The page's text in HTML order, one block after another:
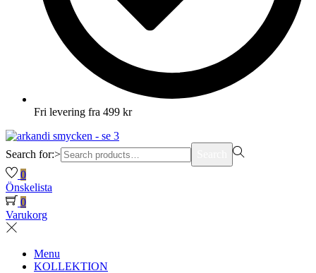
Fri levering fra 499 kr
Search for:>
0
Önskelista
0
Varukorg
Menu
KOLLEKTION